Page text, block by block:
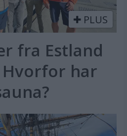
PLUS
fra Estland
har